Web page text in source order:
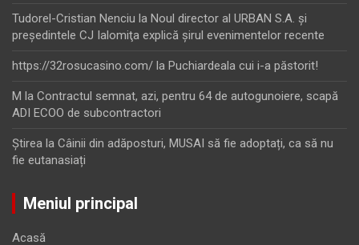
Tudorel-Cristian Nenciu la Noul director al URBAN S.A. şi
preşedintele CJ Ialomiţa explică şirul evenimentelor recente
https://32rosucasino.com/ la Puchiardeala cui i-a păstorit!
M la Contractul semnat, azi, pentru 64 de autogunoiere, scapă
ADI ECOO de subcontractori
Ştirea la Câinii din adăposturi, MUSAI să fie adoptați, ca să nu
fie eutanasiați
Meniul principal
Acasă